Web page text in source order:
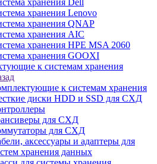
хранения Dell
хранения Lenovo
хранения QNAP
хранения AIC
хранения HPE MSA 2060
хранения GOOXI
к системам хранения
к системам хранения
диски HDD и SSD для СХД
для СХД
для СХД
аксессуары и адаптеры для
хранения данных